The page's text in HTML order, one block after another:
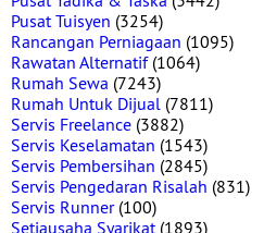
Pusat Tuisyen (3254)
Rancangan Perniagaan (1095)
Rawatan Alternatif(1064)
Rumah Sewa (7243)
Rumah Untuk Dijual (7811)
Servis Freelance (3882)
Servis Keselamatan (1543)
Servis Pembersihan (2845)
Servis Pengedaran Risalah (831)
Servis Runner(100)
Setiausaha Syarikat(1893)